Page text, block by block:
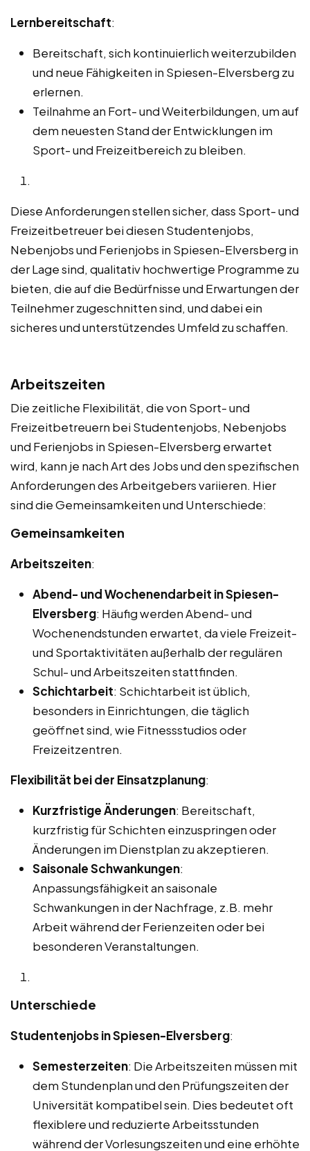
Lernbereitschaft:
Bereitschaft, sich kontinuierlich weiterzubilden
und neue Fähigkeiten in Spiesen-Elversberg zu
erlernen.
Teilnahme an Fort- und Weiterbildungen, um auf
dem neuesten Stand der Entwicklungen im
Sport- und Freizeitbereich zu bleiben.
Diese Anforderungen stellen sicher, dass Sport- und
Freizeitbetreuer bei diesen Studentenjobs,
Nebenjobs und Ferienjobs in Spiesen-Elversberg in
der Lage sind, qualitativ hochwertige Programme zu
bieten, die auf die Bedürfnisse und Erwartungen der
Teilnehmer zugeschnitten sind, und dabei ein
sicheres und unterstützendes Umfeld zu schaffen.
Arbeitszeiten
Die zeitliche Flexibilität, die von Sport- und
Freizeitbetreuern bei Studentenjobs, Nebenjobs
und Ferienjobs in Spiesen-Elversberg erwartet
wird, kann je nach Art des Jobs und den spezifischen
Anforderungen des Arbeitgebers variieren. Hier
sind die Gemeinsamkeiten und Unterschiede:
Gemeinsamkeiten
Arbeitszeiten:
Abend- und Wochenendarbeit in Spiesen-
Elversberg: Häufig werden Abend- und
Wochenendstunden erwartet, da viele Freizeit-
und Sportaktivitäten außerhalb der regulären
Schul- und Arbeitszeiten stattfinden.
Schichtarbeit: Schichtarbeit ist üblich,
besonders in Einrichtungen, die täglich
geöffnet sind, wie Fitnessstudios oder
Freizeitzentren.
Flexibilität bei der Einsatzplanung:
Kurzfristige Änderungen: Bereitschaft,
kurzfristig für Schichten einzuspringen oder
Änderungen im Dienstplan zu akzeptieren.
Saisonale Schwankungen:
Anpassungsfähigkeit an saisonale
Schwankungen in der Nachfrage, z.B. mehr
Arbeit während der Ferienzeiten oder bei
besonderen Veranstaltungen.
Unterschiede
Studentenjobs in Spiesen-Elversberg:
Semesterzeiten: Die Arbeitszeiten müssen mit
dem Stundenplan und den Prüfungszeiten der
Universität kompatibel sein. Dies bedeutet oft
flexiblere und reduzierte Arbeitsstunden
während der Vorlesungszeiten und eine erhöhte